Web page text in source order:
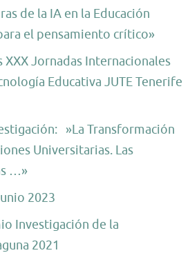
de la IA en la Educación
el pensamiento crítico»
XXX Jornadas Internacionales
Educativa JUTE Tenerife
»La Transformación
Universitarias. Las
…»
2023
Investigación de la
2021